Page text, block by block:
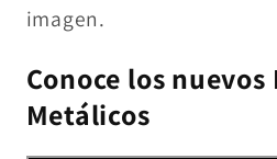
imagen.
Conoce los nuevos
Metálicos